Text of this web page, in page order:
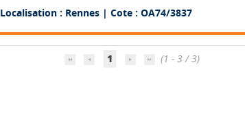
Localisation : Rennes | Cote : OA74/3837
1 (1 - 3 / 3)